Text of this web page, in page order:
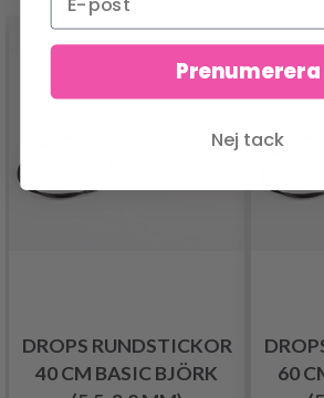
DROPS RUNDSTICKOR
40 CM BASIC BJÖRK
60
Prenumerera
Nej tack